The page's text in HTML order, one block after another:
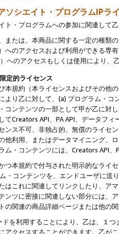
ソシエイト・プログラムIPラ
ト・プログラムへの参加に関連して
または、本商品に関する一定の種類
へのアクセスおよび利用ができる専
へのアクセスもしくは使用により
定的ライセンス
本規約（本ライセンスおよびその他
より乙に対して、(a) プログラム・
コンテンツの一部として甲が乙に対
てCreators API、PA API、データフ
ンス不可、非独占的、無償のライセ
他利用、またはデータマイニング、
ム・コンテンツには、Creators API
つ本規約で付与された明示的なライ
・コンテンツを、エンドユーザに
はこれに関連してリンクしたり、ア
ンツに密接に関連しない部分には、
の関連の商品詳細ページまたは他の
を利用することにより、乙は、１
アクセスすることができます。乙が